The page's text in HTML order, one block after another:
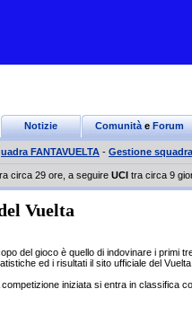
Notizie Comunitàe Forum
FANTAVUELTA - Gestione
circa 29 ore, a seguire UCI tra circa 9
Vuelta
del gioco è quello di indovinare i primi
ed i risultati il sito ufficiale del
iniziata si entra in classifica